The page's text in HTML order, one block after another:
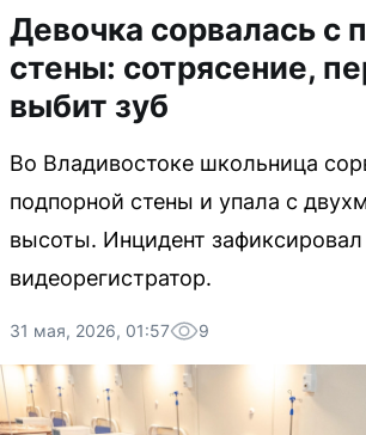
Девочка сорвалась с
стены: сотрясение,
выбит зуб
Во Владивостоке школьница
подпорной стены и упала с
высоты. Инцидент зафиксировал
видеорегистратор.
31 мая, 2026, 01:57 9